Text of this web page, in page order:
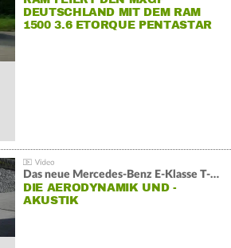
DEUTSCHLAND MIT DEM RAM
1500 3.6 ETORQUE PENTASTAR
Das neue Mercedes-Benz E-Klasse T-Modell
DIE AERODYNAMIK UND -
AKUSTIK